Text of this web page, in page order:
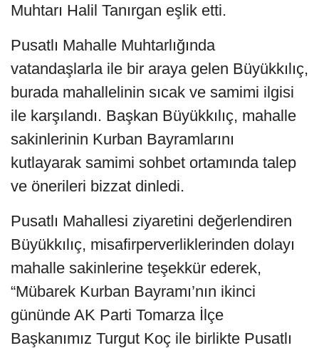
Muhtarı Halil Tanırgan eşlik etti.
Pusatlı Mahalle Muhtarlığında
vatandaşlarla ile bir araya gelen Büyükkılıç,
burada mahallelinin sıcak ve samimi ilgisi
ile karşılandı. Başkan Büyükkılıç, mahalle
sakinlerinin Kurban Bayramlarını
kutlayarak samimi sohbet ortamında talep
ve önerileri bizzat dinledi.
Pusatlı Mahallesi ziyaretini değerlendiren
Büyükkılıç, misafirperverliklerinden dolayı
mahalle sakinlerine teşekkür ederek,
“Mübarek Kurban Bayramı’nın ikinci
gününde AK Parti Tomarza İlçe
Başkanımız Turgut Koç ile birlikte Pusatlı